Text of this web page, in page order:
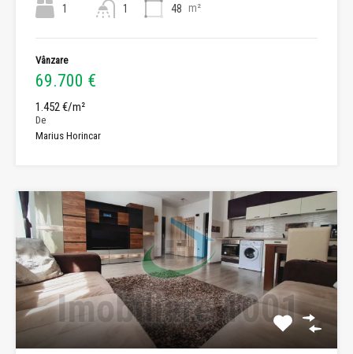
1 1 48 m²
Vânzare
69.700 €
1.452 €/m²
De
Marius Horincar